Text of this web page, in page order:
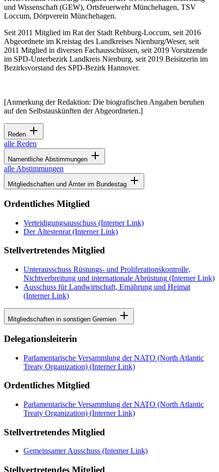
und Wissenschaft (GEW), Ortsfeuerwehr Münchehagen, TSV
Loccum, Dörpverein Münchehagen.
Seit 2011 Mitglied im Rat der Stadt Rehburg-Loccum, seit 2016
Abgeordnete im Kreistag des Landkreises Nienburg/Weser, seit
2011 Mitglied in diversen Fachausschüssen, seit 2019 Vorsitzende
im SPD-Unterbezirk Landkreis Nienburg, seit 2019 Beisitzerin im
Bezirksvorstand des SPD-Bezirk Hannover.
[Anmerkung der Redaktion: Die biografischen Angaben beruhen
auf den Selbstauskünften der Abgeordneten.]
Reden
alle Reden
Namentliche Abstimmungen
alle Abstimmungen
Mitgliedschaften und Ämter im Bundestag
Ordentliches Mitglied
Verteidigungsausschuss (Interner Link)
Der Ältestenrat (Interner Link)
Stellvertretendes Mitglied
Unterausschuss Rüstungs- und Proliferationskontrolle,
Nichtverbreitung und internationale Abrüstung (Interner Link)
Ausschuss für Landwirtschaft, Ernährung und Heimat
(Interner Link)
Mitgliedschaften in sonstigen Gremien
Delegationsleiterin
Parlamentarische Versammlung der NATO (North Atlantic
Treaty Organization) (Interner Link)
Ordentliches Mitglied
Parlamentarische Versammlung der NATO (North Atlantic
Treaty Organization) (Interner Link)
Stellvertretendes Mitglied
Gemeinsamer Ausschuss (Interner Link)
Stellvertretendes Mitglied